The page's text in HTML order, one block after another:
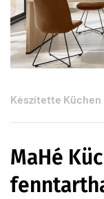
Készítette Küchen
MaHé